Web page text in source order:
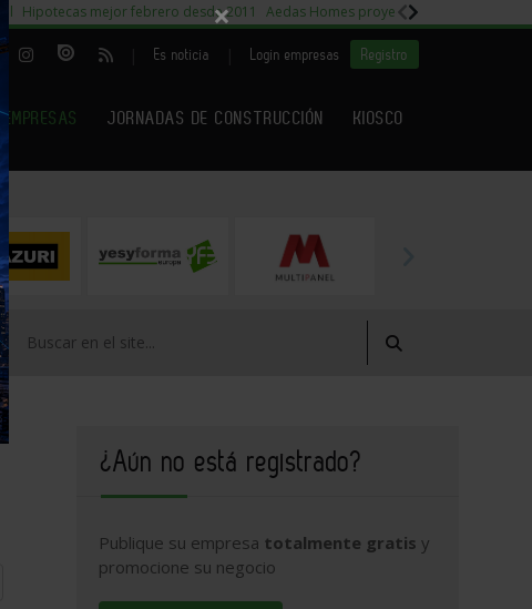
Hipotecas mejor febrero desde 2011 Aedas Homes proyecto Fiora
Es noticia Login empresas Registro
EMPRESAS JORNADAS DE CONSTRUCCIÓN KIOSCO
¿Aún no está registrado?
Publique su empresa totalmente gratis y
promocione su negocio
×